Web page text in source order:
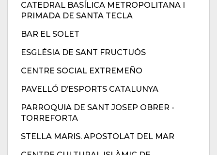
CATEDRAL BASÍLICA METROPOLITANA I
PRIMADA DE SANTA TECLA
BAR EL SOLET
ESGLÉSIA DE SANT FRUCTUÓS
CENTRE SOCIAL EXTREMEÑO
PAVELLÓ D’ESPORTS CATALUNYA
PARROQUIA DE SANT JOSEP OBRER -
TORREFORTA
STELLA MARIS. APOSTOLAT DEL MAR